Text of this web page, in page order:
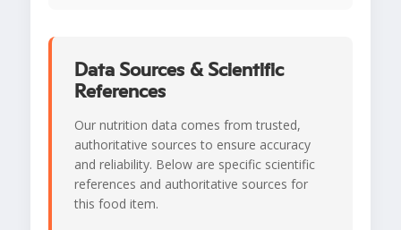
Data Sources & Scientific
References
Our nutrition data comes from trusted,
authoritative sources to ensure accuracy
and reliability. Below are specific scientific
references and authoritative sources for
this food item.